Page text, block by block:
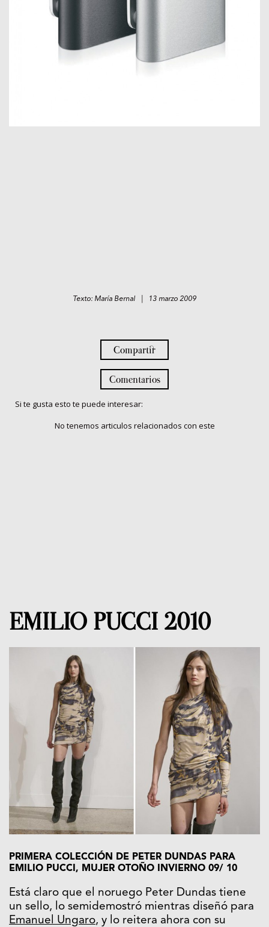
Texto: María Bernal | 13 marzo 2009
Compartir
Comentarios
Si te gusta esto te puede interesar:
No tenemos articulos relacionados con este
EMILIO PUCCI 2010
PRIMERA COLECCIÓN DE PETER DUNDAS PARA
EMILIO PUCCI, MUJER OTOÑO INVIERNO 09/ 10
Está claro que el noruego Peter Dundas tiene
un sello, lo semidemostró mientras diseñó para
Emanuel Ungaro, y lo reitera ahora con su